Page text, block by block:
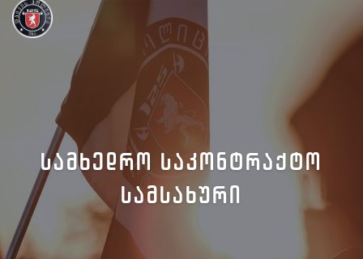
ᲡᲐᲛᲮᲔᲓᲠᲝ ᲡᲐᲙᲝᲜᲢᲠᲐᲥᲢᲝ
ᲡᲐᲛᲡᲐᲮᲣᲠᲘ